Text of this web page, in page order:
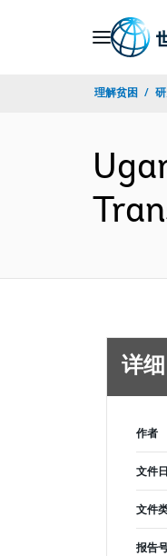
理解贫困
详细
作者
文件
文件
报告